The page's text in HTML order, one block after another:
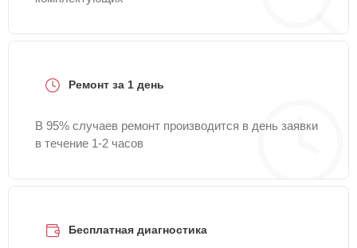
Ремонт за 1 день
В 95% случаев ремонт производится в день заявки
в течение 1-2 часов
Бесплатная диагностика